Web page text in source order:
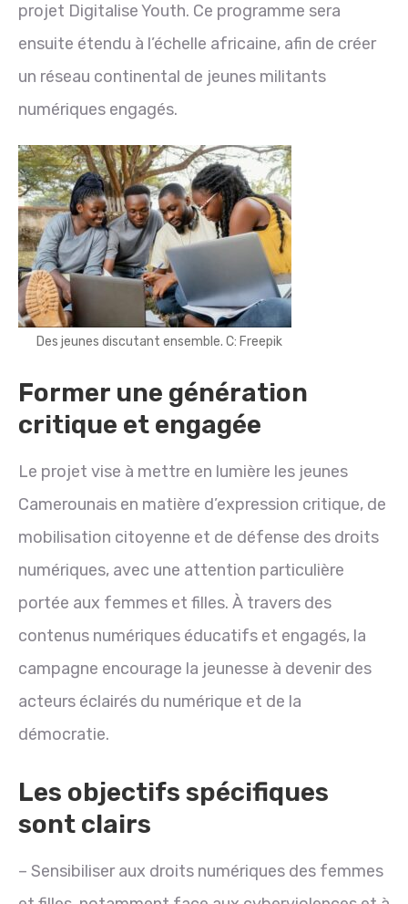
projet Digitalise Youth. Ce programme sera
ensuite étendu à l’échelle africaine, afin de créer
un réseau continental de jeunes militants
numériques engagés.
Des jeunes discutant ensemble. C: Freepik
Former une génération
critique et engagée
Le projet vise à mettre en lumière les jeunes
Camerounais en matière d’expression critique, de
mobilisation citoyenne et de défense des droits
numériques, avec une attention particulière
portée aux femmes et filles. À travers des
contenus numériques éducatifs et engagés, la
campagne encourage la jeunesse à devenir des
acteurs éclairés du numérique et de la
démocratie.
Les objectifs spécifiques
sont clairs
– Sensibiliser aux droits numériques des femmes